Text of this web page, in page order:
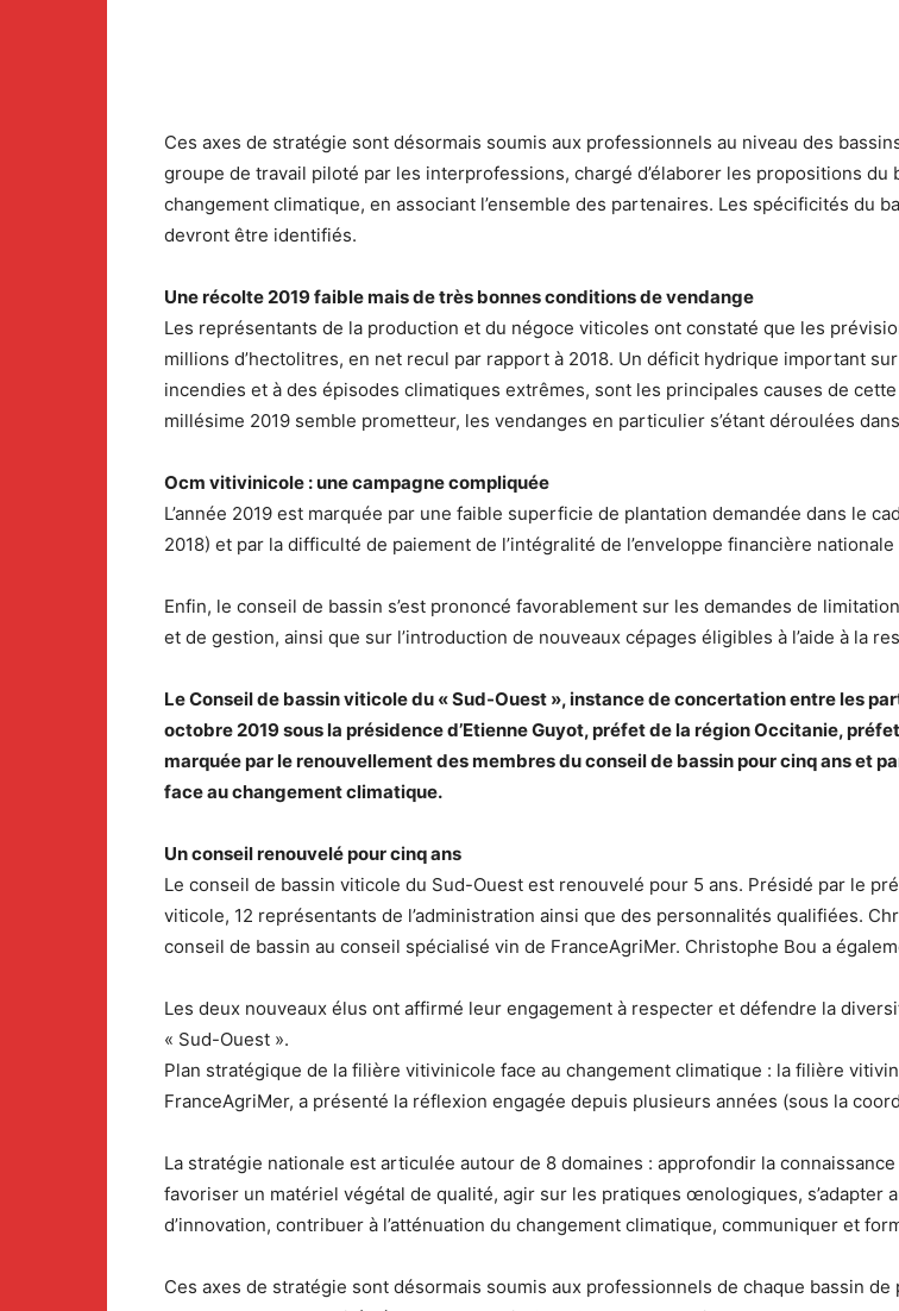
Ces axes de stratégie sont désormais soumis aux professionnels au niveau des
groupe de travail piloté par les interprofessions, chargé d’élaborer les propositions du
changement climatique, en associant l’ensemble des partenaires. Les spécificités du
devront être identifiés.
Une récolte 2019 faible mais de très bonnes conditions de vendange
Les représentants de la production et du négoce viticoles ont constaté que les
millions d’hectolitres, en net recul par rapport à 2018. Un déficit hydrique important
incendies et à des épisodes climatiques extrêmes, sont les principales causes de
millésime 2019 semble prometteur, les vendanges en particulier s’étant déroulées
Ocm vitivinicole : une campagne compliquée
L’année 2019 est marquée par une faible superficie de plantation demandée dans le
2018) et par la difficulté de paiement de l’intégralité de l’enveloppe financière
Enfin, le conseil de bassin s’est prononcé favorablement sur les demandes de
et de gestion, ainsi que sur l’introduction de nouveaux cépages éligibles à l’aide à la
Le Conseil de bassin viticole du « Sud-Ouest », instance de concertation entre les
octobre 2019 sous la présidence d’Etienne Guyot, préfet de la région Occitanie,
marquée par le renouvellement des membres du conseil de bassin pour cinq ans et
face au changement climatique.
Un conseil renouvelé pour cinq ans
Le conseil de bassin viticole du Sud-Ouest est renouvelé pour 5 ans. Présidé par le
viticole, 12 représentants de l’administration ainsi que des personnalités qualifiées.
conseil de bassin au conseil spécialisé vin de FranceAgriMer. Christophe Bou a
Les deux nouveaux élus ont affirmé leur engagement à respecter et défendre la
« Sud-Ouest ».
Plan stratégique de la filière vitivinicole face au changement climatique : la filière
FranceAgriMer, a présenté la réflexion engagée depuis plusieurs années (sous la
La stratégie nationale est articulée autour de 8 domaines : approfondir la
favoriser un matériel végétal de qualité, agir sur les pratiques œnologiques,
d’innovation, contribuer à l’atténuation du changement climatique, communiquer et
Ces axes de stratégie sont désormais soumis aux professionnels de chaque bassin